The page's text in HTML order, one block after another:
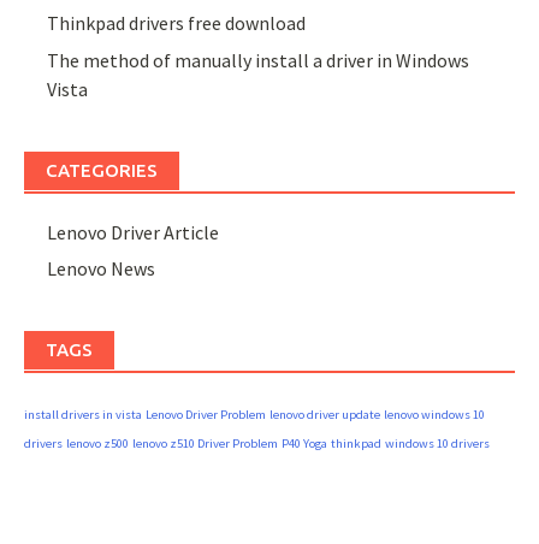
Thinkpad drivers free download
The method of manually install a driver in Windows
Vista
CATEGORIES
Lenovo Driver Article
Lenovo News
TAGS
install drivers in vista Lenovo Driver Problem lenovo driver update lenovo windows 10
drivers lenovo z500 lenovo z510 Driver Problem P40 Yoga thinkpad windows 10 drivers